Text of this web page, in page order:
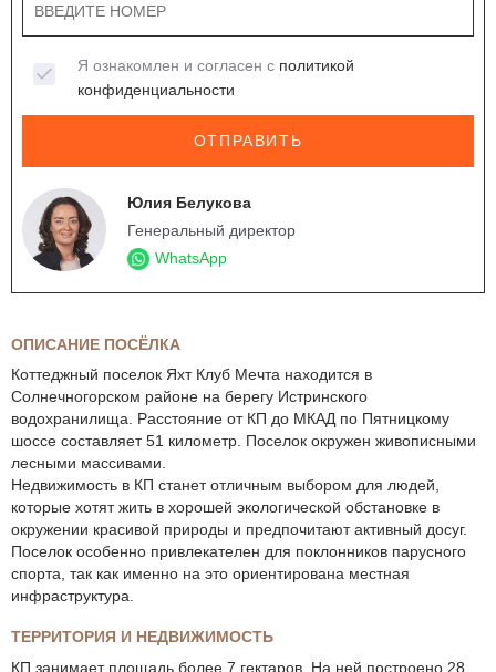
Я ознакомлен и согласен с политикой
конфиденциальности
ОТПРАВИТЬ
Юлия Белукова
Генеральный директор
WhatsApp
ОПИСАНИЕ ПОСЁЛКА
Коттеджный поселок Яхт Клуб Мечта находится в
Солнечногорском районе на берегу Истринского
водохранилища. Расстояние от КП до МКАД по Пятницкому
шоссе составляет 51 километр. Поселок окружен живописными
лесными массивами.
Недвижимость в КП станет отличным выбором для людей,
которые хотят жить в хорошей экологической обстановке в
окружении красивой природы и предпочитают активный досуг.
Поселок особенно привлекателен для поклонников парусного
спорта, так как именно на это ориентирована местная
инфраструктура.
ТЕРРИТОРИЯ И НЕДВИЖИМОСТЬ
КП занимает площадь более 7 гектаров. На ней построено 28